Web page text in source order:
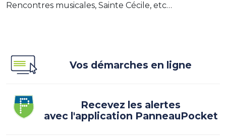
Rencontres musicales, Sainte Cécile, etc…
Vos démarches en ligne
Recevez les alertes
avec l'application PanneauPocket